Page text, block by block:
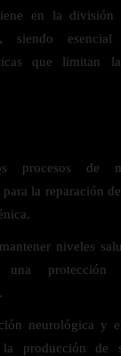
en la
siendo
que limitan
procesos de
para la reparación
niveles
una
neurológica y
producción de